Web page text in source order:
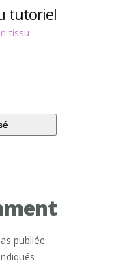
tutoriel
tissu
publiée.